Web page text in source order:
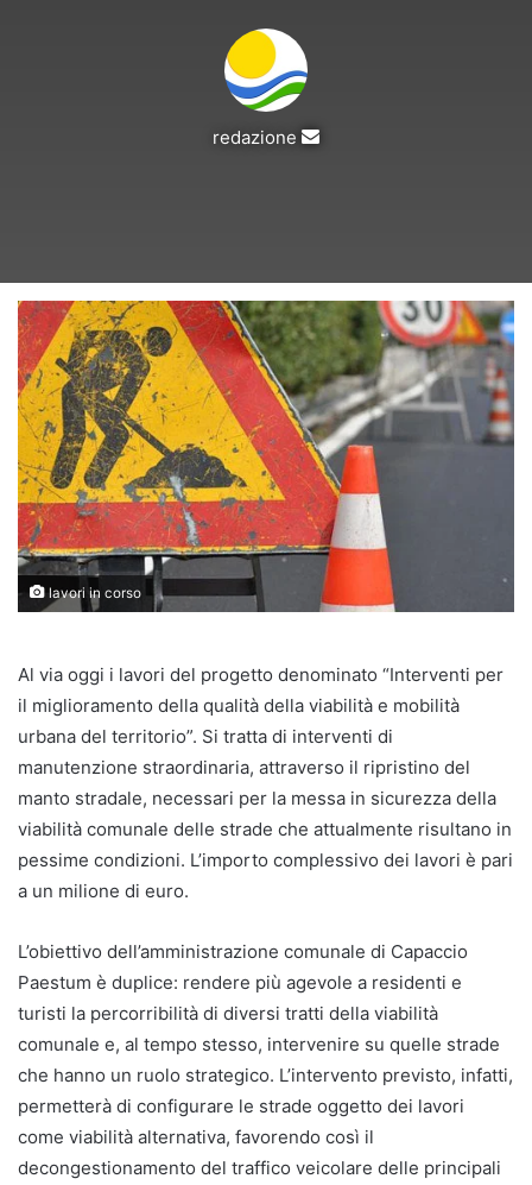
redazione
Invia
lavori in corso
Al via oggi i lavori del progetto denominato “Interventi per
il miglioramento della qualità della viabilità e mobilità
urbana del territorio”. Si tratta di interventi di
manutenzione straordinaria, attraverso il ripristino del
manto stradale, necessari per la messa in sicurezza della
viabilità comunale delle strade che attualmente risultano in
pessime condizioni. L’importo complessivo dei lavori è pari
a un milione di euro.
L’obiettivo dell’amministrazione comunale di Capaccio
Paestum è duplice: rendere più agevole a residenti e
turisti la percorribilità di diversi tratti della viabilità
comunale e, al tempo stesso, intervenire su quelle strade
che hanno un ruolo strategico. L’intervento previsto, infatti,
permetterà di configurare le strade oggetto dei lavori
come viabilità alternativa, favorendo così il
decongestionamento del traffico veicolare delle principali